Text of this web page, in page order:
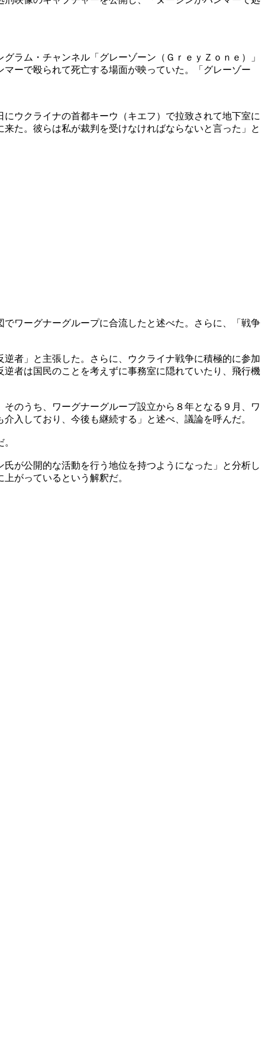
ラム・チャンネル「グレーゾーン（ＧｒｅｙＺｏｎｅ）」
ーで殴られて死亡する場面が映っていた。「グレーゾー
ウクライナの首都キーウ（キエフ）で拉致されて地下室に
た。彼らは私が裁判を受けなければならないと言った」と
ワーグナーグループに合流したと述べた。さらに、「戦争
者」と主張した。さらに、ウクライナ戦争に積極的に参加
者は国民のことを考えずに事務室に隠れていたり、飛行機
のうち、ワーグナーグループ設立から８年となる９月、ワ
入しており、今後も継続する」と述べ、議論を呼んだ。
が公開的な活動を行う地位を持つようになった」と分析し
がっているという解釈だ。